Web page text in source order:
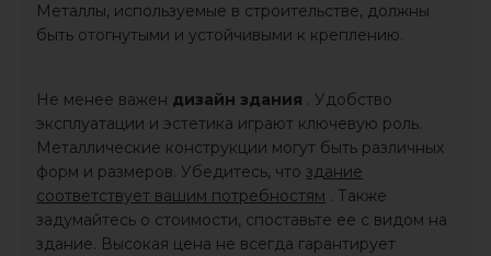
Металлы, используемые в строительстве, должны
быть отогнутыми и устойчивыми к креплению.
Не менее важен дизайн здания . Удобство
эксплуатации и эстетика играют ключевую роль.
Металлические конструкции могут быть различных
форм и размеров. Убедитесь, чтоздание
соответствует вашим потребностям . Также
задумайтесь о стоимости, споставьте ее с видом на
здание. Высокая цена не всегда гарантирует